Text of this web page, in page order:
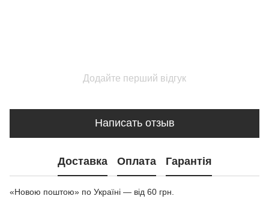
Додайте перший відгук
Написать отзыв
Доставка Оплата Гарантія
«Новою поштою» по Україні — від 60 грн.